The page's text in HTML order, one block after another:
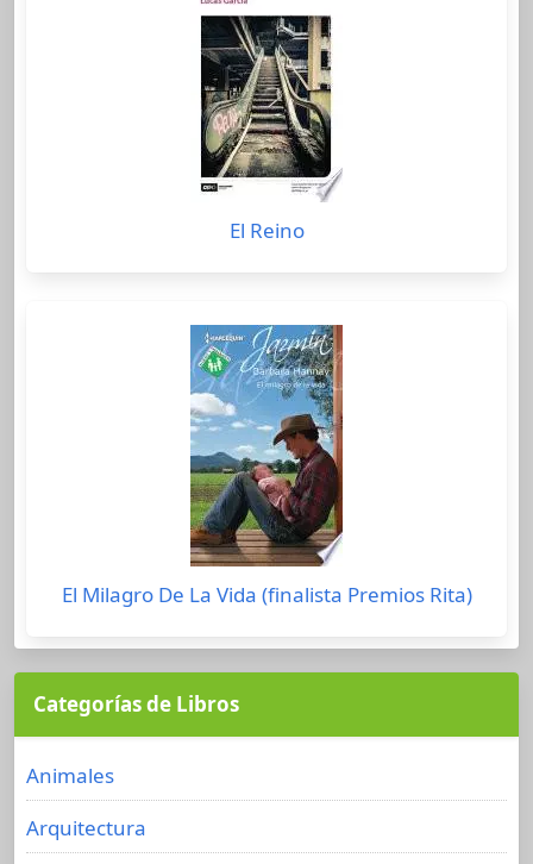
El Reino
El Milagro De La Vida (finalista Premios Rita)
Categorías de Libros
Animales
Arquitectura